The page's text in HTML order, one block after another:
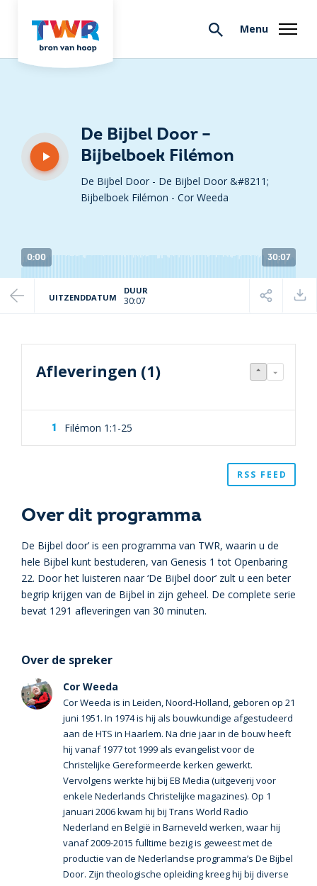
Menu
De Bijbel Door –
Bijbelboek Filémon
De Bijbel Door - De Bijbel Door &#8211;
Bijbelboek Filémon - Cor Weeda
0:00 30:07
UITZENDDATUM
DUUR
30:07
Afleveringen (1)
Filémon 1:1-25
RSS FEED
Over dit programma
De Bijbel door’ is een programma van TWR, waarin u de
hele Bijbel kunt bestuderen, van Genesis 1 tot Openbaring
22. Door het luisteren naar ‘De Bijbel door’ zult u een beter
begrip krijgen van de Bijbel in zijn geheel. De complete serie
bevat 1291 afleveringen van 30 minuten.
Over de spreker
Cor Weeda
Cor Weeda is in Leiden, Noord-Holland, geboren op 21
juni 1951. In 1974 is hij als bouwkundige afgestudeerd
aan de HTS in Haarlem. Na drie jaar in de bouw heeft
hij vanaf 1977 tot 1999 als evangelist voor de
Christelijke Gereformeerde kerken gewerkt.
Vervolgens werkte hij bij EB Media (uitgeverij voor
enkele Nederlands Christelijke magazines). Op 1
januari 2006 kwam hij bij Trans World Radio
Nederland en België in Barneveld werken, waar hij
vanaf 2009-2015 fulltime bezig is geweest met de
productie van de Nederlandse programma’s De Bijbel
Door. Zijn theologische opleiding kreeg hij bij diverse